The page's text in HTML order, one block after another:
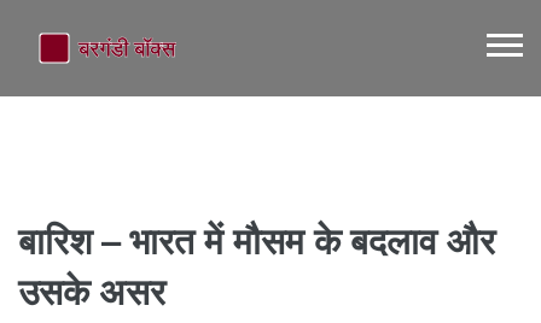
बारिश – भारत में मौसम के बदलाव और
उसके असर